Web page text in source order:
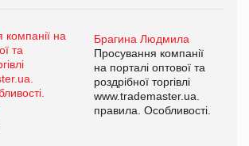
Брагина Людмила
Просування компанії
на порталі оптової та
роздрібної торгівлі
www.trademaster.ua.
правила. Особливості.